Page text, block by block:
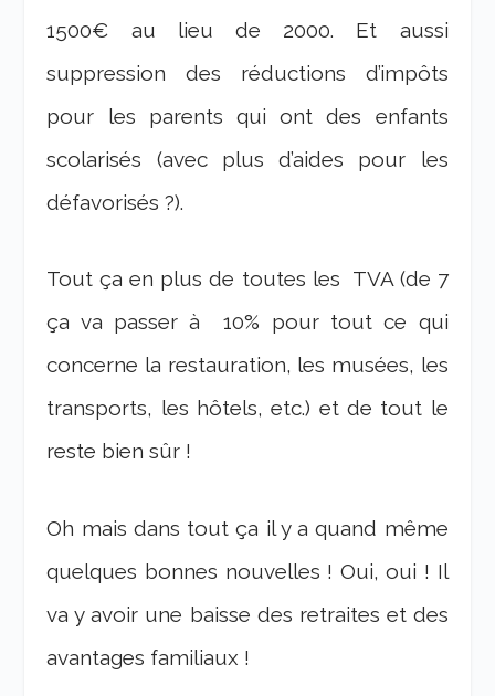
1500€ au lieu de 2000. Et aussi
suppression des réductions d’impôts
pour les parents qui ont des enfants
scolarisés (avec plus d’aides pour les
défavorisés ?).
Tout ça en plus de toutes les TVA (de 7
ça va passer à 10% pour tout ce qui
concerne la restauration, les musées, les
transports, les hôtels, etc.) et de tout le
reste bien sûr !
Oh mais dans tout ça il y a quand même
quelques bonnes nouvelles ! Oui, oui ! Il
va y avoir une baisse des retraites et des
avantages familiaux !